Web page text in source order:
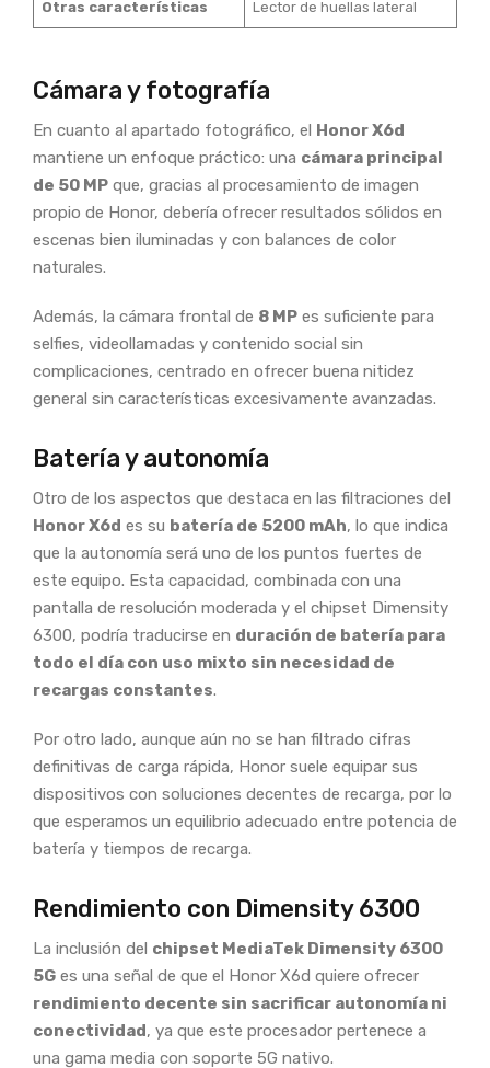
Otras características Lector de huellas lateral
Cámara y fotografía
En cuanto al apartado fotográfico, el Honor X6d
mantiene un enfoque práctico: una cámara principal
de 50 MP que, gracias al procesamiento de imagen
propio de Honor, debería ofrecer resultados sólidos en
escenas bien iluminadas y con balances de color
naturales.
Además, la cámara frontal de 8 MP es suficiente para
selfies, videollamadas y contenido social sin
complicaciones, centrado en ofrecer buena nitidez
general sin características excesivamente avanzadas.
Batería y autonomía
Otro de los aspectos que destaca en las filtraciones del
Honor X6d es su batería de 5200 mAh, lo que indica
que la autonomía será uno de los puntos fuertes de
este equipo. Esta capacidad, combinada con una
pantalla de resolución moderada y el chipset Dimensity
6300, podría traducirse en duración de batería para
todo el día con uso mixto sin necesidad de
recargas constantes.
Por otro lado, aunque aún no se han filtrado cifras
definitivas de carga rápida, Honor suele equipar sus
dispositivos con soluciones decentes de recarga, por lo
que esperamos un equilibrio adecuado entre potencia de
batería y tiempos de recarga.
Rendimiento con Dimensity 6300
La inclusión del chipset MediaTek Dimensity 6300
5G es una señal de que el Honor X6d quiere ofrecer
rendimiento decente sin sacrificar autonomía ni
conectividad, ya que este procesador pertenece a
una gama media con soporte 5G nativo.